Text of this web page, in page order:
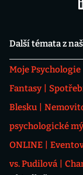
Další témata z
Moje Psychologie
Fantasy
Blesku
psychologické
ONLINE
vs. Pudilová